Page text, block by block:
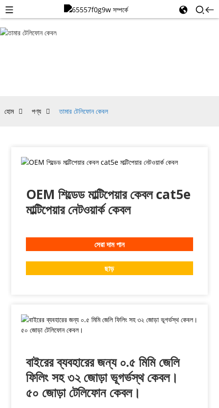
তামার
হোম পণ্য তামার টেলিফোন কেবল
OEM শিল্ডেড মাল্টিপেয়ার কেবল cat5e
মাল্টিপেয়ার নেটওয়ার্ক কেবল
সেরা দাম পান
ছাড়
বাইরের ব্যবহারের জন্য ০.৫ মিমি জেলি
ফিলিং সহ ৩২ জোড়া ভূগর্ভস্থ কেবল।
৫০ জোড়া টেলিফোন কেবল।